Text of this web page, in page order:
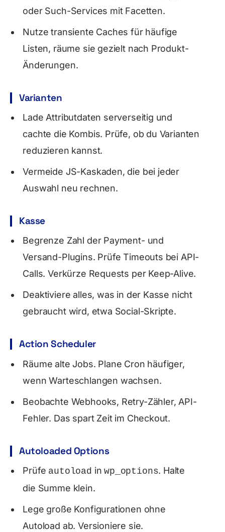
oder Such-Services mit Facetten.
Nutze transiente Caches für häufige
Listen, räume sie gezielt nach Produkt-
Änderungen.
Varianten
Lade Attributdaten serverseitig und
cachte die Kombis. Prüfe, ob du Varianten
reduzieren kannst.
Vermeide JS-Kaskaden, die bei jeder
Auswahl neu rechnen.
Kasse
Begrenze Zahl der Payment- und
Versand-Plugins. Prüfe Timeouts bei API-
Calls. Verkürze Requests per Keep-Alive.
Deaktiviere alles, was in der Kasse nicht
gebraucht wird, etwa Social-Skripte.
Action Scheduler
Räume alte Jobs. Plane Cron häufiger,
wenn Warteschlangen wachsen.
Beobachte Webhooks, Retry-Zähler, API-
Fehler. Das spart Zeit im Checkout.
Autoloaded Options
Prüfe autoload inwp_options. Halte
die Summe klein.
Lege große Konfigurationen ohne
Autoload ab. Versioniere sie.